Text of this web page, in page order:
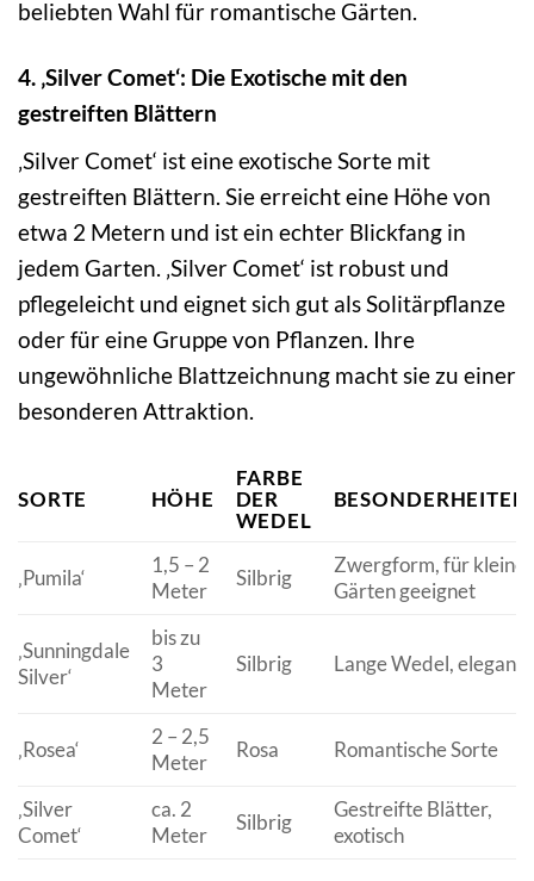
beliebten Wahl für romantische Gärten.
4. ‚Silver Comet‘: Die Exotische mit den
gestreiften Blättern
‚Silver Comet‘ ist eine exotische Sorte mit
gestreiften Blättern. Sie erreicht eine Höhe von
etwa 2 Metern und ist ein echter Blickfang in
jedem Garten. ‚Silver Comet‘ ist robust und
pflegeleicht und eignet sich gut als Solitärpflanze
oder für eine Gruppe von Pflanzen. Ihre
ungewöhnliche Blattzeichnung macht sie zu einer
besonderen Attraktion.
SORTE HÖHE
FARBE
DER
WEDEL
BESONDERHEITEN
‚Pumila‘
1,5 – 2
Meter
Silbrig
Zwergform, für kleine
Gärten geeignet
‚Sunningdale
Silver‘
bis zu
3
Meter
Silbrig Lange Wedel, elegant
‚Rosea‘
2 – 2,5
Meter
Rosa Romantische Sorte
‚Silver
Comet‘
ca. 2
Meter
Silbrig
Gestreifte Blätter,
exotisch